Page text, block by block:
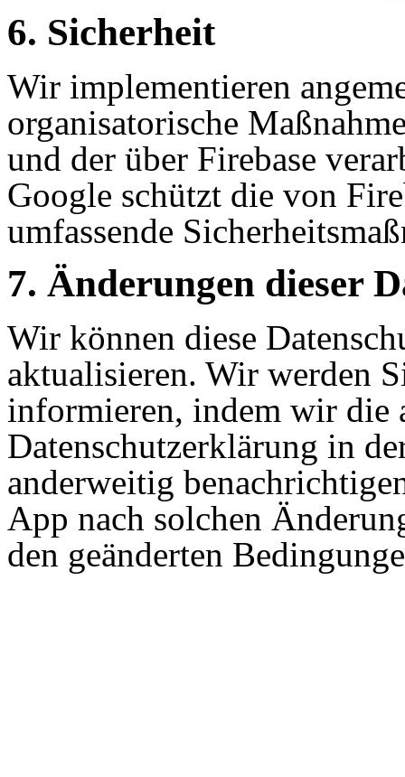
6. Sicherheit
Wir implementieren
organisatorische
und der über Firebase
Google schützt die von
umfassende
7. Änderungen dieser
Wir können diese
aktualisieren. Wir werden
informieren, indem wir die
Datenschutzerklärung in
anderweitig
App nach solchen
den geänderten